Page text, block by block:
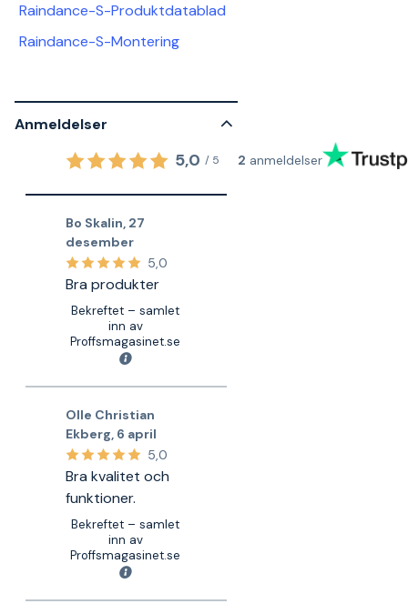
Raindance-S-Produktdatablad
Raindance-S-Montering
Anmeldelser
5,0 / 5 2 anmeldelser
Bo Skalin, 27
desember
5,0
Bra produkter
Bekreftet – samlet
inn av
Proffsmagasinet.se
Olle Christian
Ekberg, 6 april
5,0
Bra kvalitet och
funktioner.
Bekreftet – samlet
inn av
Proffsmagasinet.se